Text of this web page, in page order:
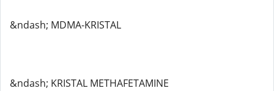
&ndash; MDMA-KRISTAL
&ndash; KRISTAL METHAFETAMINE